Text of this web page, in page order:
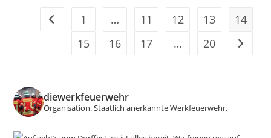
Zur vorherigen Seite
1 … 11 12 13
14
15
16 17 … 20 Zur
diewerkfeuerwehr
Organisation.Staatlich anerkannte Werkfeuerwehr.